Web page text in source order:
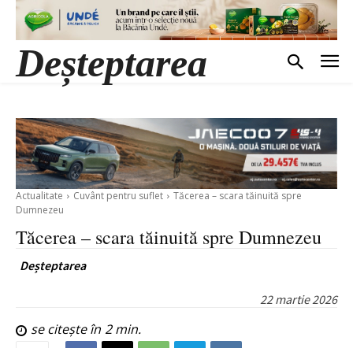
Deșteptarea
Actualitate Cuvânt pentru suflet
Tăcerea – scara tăinuită spre
Dumnezeu
Tăcerea – scara tăinuită spre Dumnezeu
Deșteptarea
22 martie 2026
se citește în 2min.